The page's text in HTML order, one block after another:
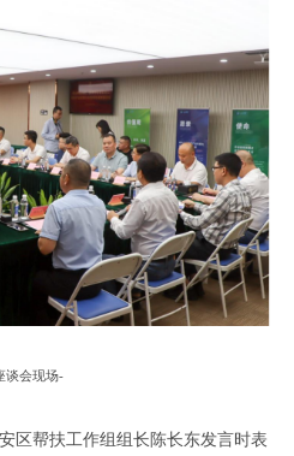
谈会现场-
区帮扶工作组组长陈长东发言时表